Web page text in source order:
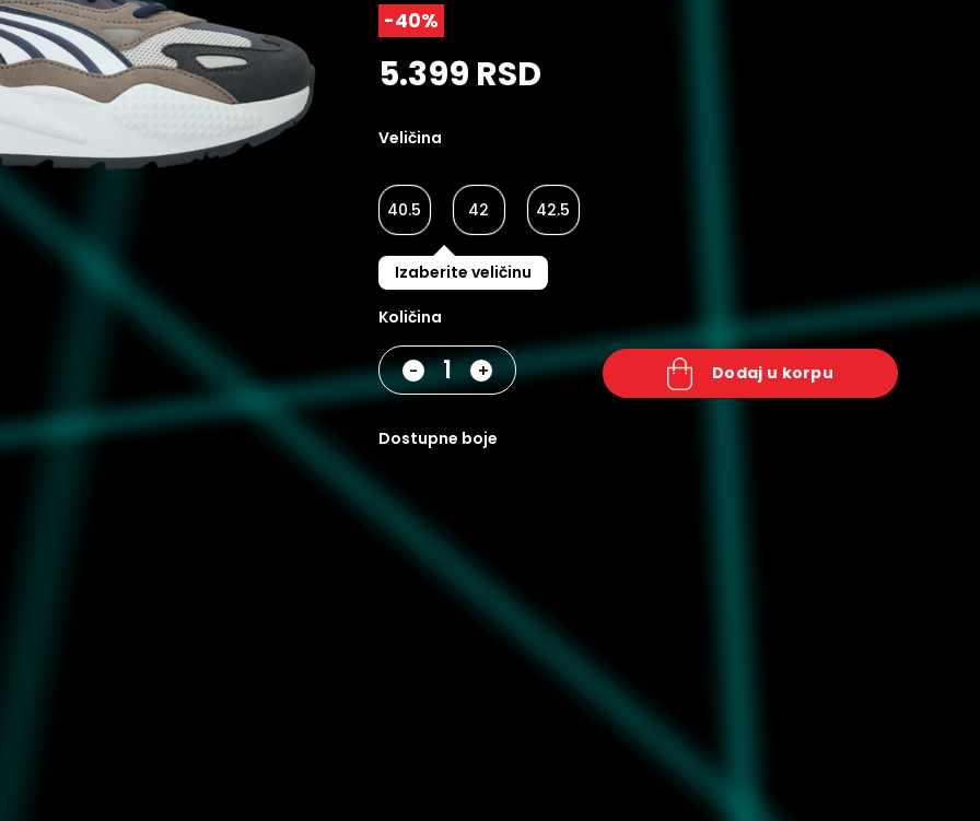
-40%
5.399 RSD
Veličina
40.5 42 42.5
Izaberite veličinu
Količina
- + dodaj u korpu
dostupne boje